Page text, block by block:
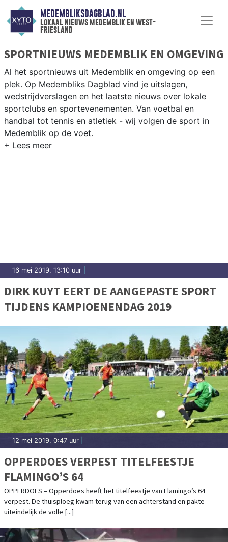
MEDEMBLIKSDAGBLAD.NL
lokaal nieuws medemblik en west-
friesland
SPORTNIEUWS MEDEMBLIK EN OMGEVING
Al het sportnieuws uit Medemblik en omgeving op een
plek. Op Medembliks Dagblad vind je uitslagen,
wedstrijdverslagen en het laatste nieuws over lokale
sportclubs en sportevenementen. Van voetbal en
handbal tot tennis en atletiek - wij volgen de sport in
Medemblik op de voet.
16 mei 2019, 13:10 uur
DIRK KUYT EERT DE AANGEPASTE SPORT
TIJDENS KAMPIOENENDAG 2019
12 mei 2019, 0:47 uur
OPPERDOES VERPEST TITELFEESTJE
FLAMINGO’S 64
OPPERDOES – Opperdoes heeft het titelfeestje van Flamingo’s 64
verpest. De thuisploeg kwam terug van een achterstand en pakte
uiteindelijk de volle [...]